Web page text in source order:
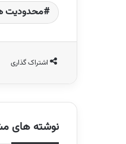
محدودیت
اشتراک گذاری
نوشته های